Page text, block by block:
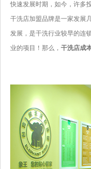
快速发展时期，如今，许多
干洗店加盟品牌是一家发展
发展，是干洗行业较早的连
业的项目！那么， 干洗店成